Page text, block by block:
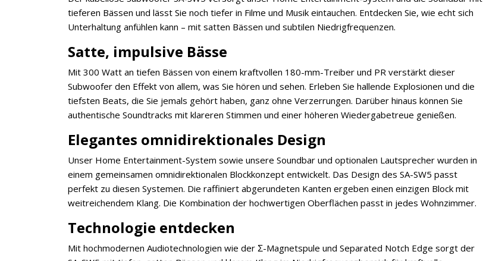
tieferen Bässen und lässt Sie noch tiefer in Filme und Musik eintauchen. Entdecken Sie, wie echt sich
Unterhaltung anfühlen kann – mit satten Bässen und subtilen Niedrigfrequenzen.
Satte, impulsive Bässe
Mit 300 Watt an tiefen Bässen von einem kraftvollen 180-mm-Treiber und PR verstärkt dieser
Subwoofer den Effekt von allem, was Sie hören und sehen. Erleben Sie hallende Explosionen und die
tiefsten Beats, die Sie jemals gehört haben, ganz ohne Verzerrungen. Darüber hinaus können Sie
authentische Soundtracks mit klareren Stimmen und einer höheren Wiedergabetreue genießen.
Elegantes omnidirektionales Design
Unser Home Entertainment-System sowie unsere Soundbar und optionalen Lautsprecher wurden in
einem gemeinsamen omnidirektionalen Blockkonzept entwickelt. Das Design des SA-SW5 passt
perfekt zu diesen Systemen. Die raffiniert abgerundeten Kanten ergeben einen einzigen Block mit
weitreichendem Klang. Die Kombination der hochwertigen Oberflächen passt in jedes Wohnzimmer.
Technologie entdecken
Mit hochmodernen Audiotechnologien wie der Σ-Magnetspule und Separated Notch Edge sorgt der